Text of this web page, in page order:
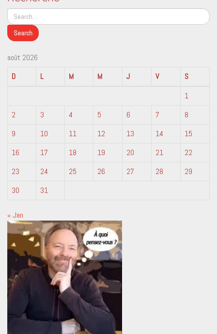
août 2026
D
L M M J V
S
1
2
3 4 5 6 7
8
9
10 11 12 13 14
15
16
17 18 19 20 21
22
23
24 25 26 27 28
29
30
31
« Jan